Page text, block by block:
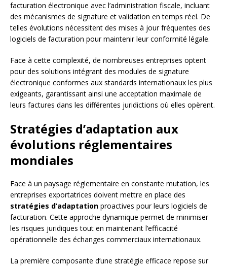
facturation électronique avec l’administration fiscale, incluant
des mécanismes de signature et validation en temps réel. De
telles évolutions nécessitent des mises à jour fréquentes des
logiciels de facturation pour maintenir leur conformité légale.
Face à cette complexité, de nombreuses entreprises optent
pour des solutions intégrant des modules de signature
électronique conformes aux standards internationaux les plus
exigeants, garantissant ainsi une acceptation maximale de
leurs factures dans les différentes juridictions où elles opèrent.
Stratégies d’adaptation aux
évolutions réglementaires
mondiales
Face à un paysage réglementaire en constante mutation, les
entreprises exportatrices doivent mettre en place des
stratégies d’adaptation proactives pour leurs logiciels de
facturation. Cette approche dynamique permet de minimiser
les risques juridiques tout en maintenant l’efficacité
opérationnelle des échanges commerciaux internationaux.
La première composante d’une stratégie efficace repose sur